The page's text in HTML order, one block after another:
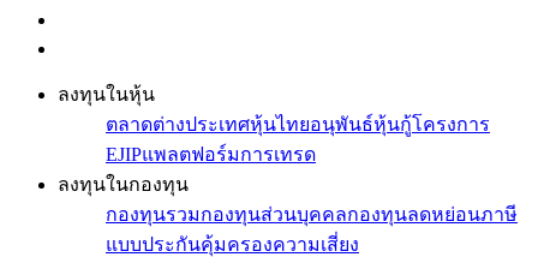
ลงทุนในหุ้น
ตลาดต่างประเทศหุ้นไทยอนุพันธ์หุ้นกู้โครงการ
EJIPแพลตฟอร์มการเทรด
ลงทุนในกองทุน
กองทุนรวมกองทุนส่วนบุคคลกองทุนลดหย่อนภาษี
แบบประกันคุ้มครองความเสี่ยง